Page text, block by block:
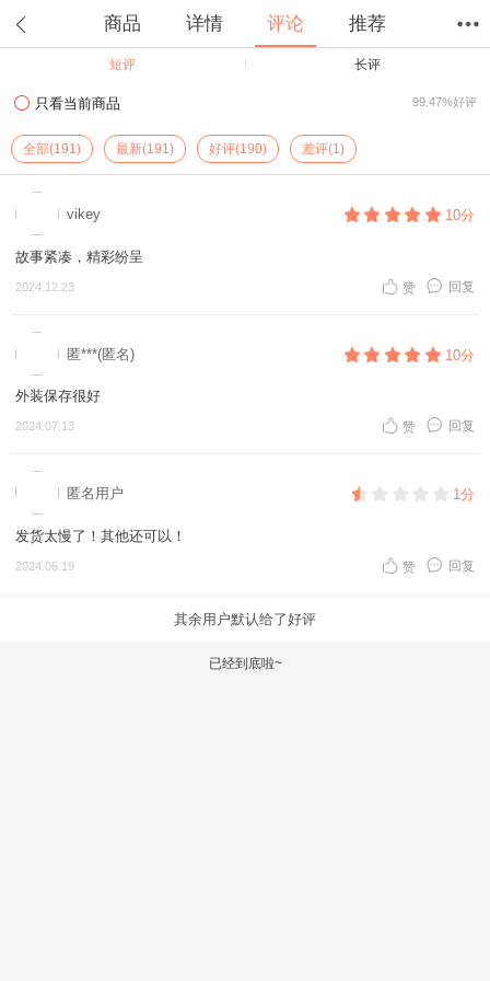
商品 详情 评论 推荐
短评 长评
只看当前商品 99.47%好评
全部(191) 最新(191) 好评(190) 差评(1)
vikey 10分
故事紧凑，精彩纷呈
2024.12.23 回复
赞
匿***(匿名) 10分
外装保存很好
2024.07.13 回复
赞
匿名用户 1分
发货太慢了！其他还可以！
2024.06.19 回复
赞
其余用户默认给了好评
已经到底啦~